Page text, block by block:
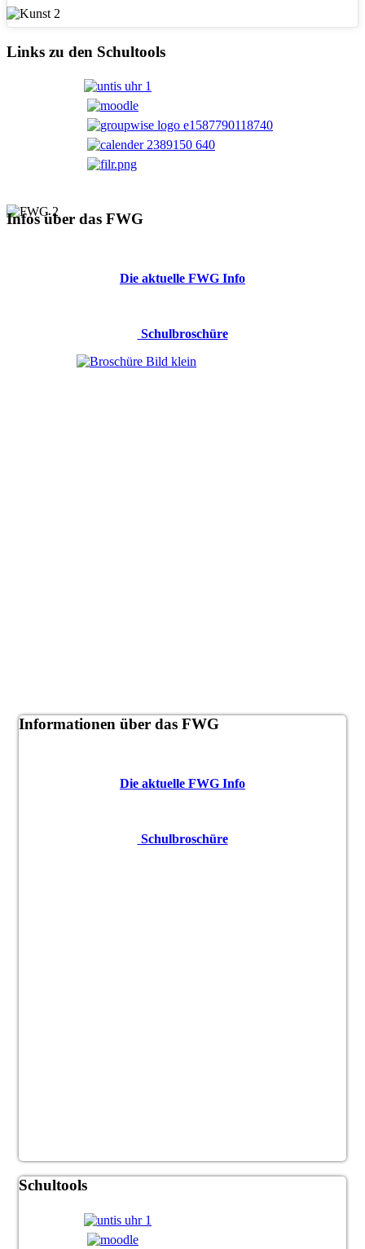
Links zu den Schultools
Infos über das FWG
Die aktuelle FWG Info
Schulbroschüre
Informationen über das FWG
Die aktuelle FWG Info
Schulbroschüre
Schultools